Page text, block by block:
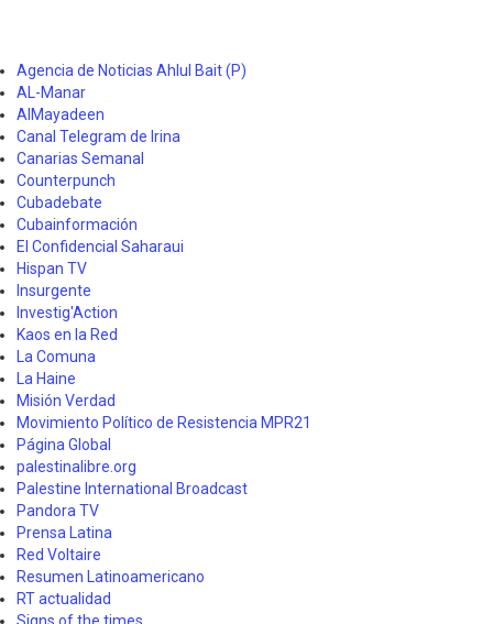
Agencia de Noticias Ahlul Bait (P)
AL-Manar
AlMayadeen
Canal Telegram de Irina
Canarias Semanal
Counterpunch
Cubadebate
Cubainformación
El Confidencial Saharaui
Hispan TV
Insurgente
Investig'Action
Kaos en la Red
La Comuna
La Haine
Misión Verdad
Movimiento Político de Resistencia MPR21
Página Global
palestinalibre.org
Palestine International Broadcast
Pandora TV
Prensa Latina
Red Voltaire
Resumen Latinoamericano
RT actualidad
Signs of the times